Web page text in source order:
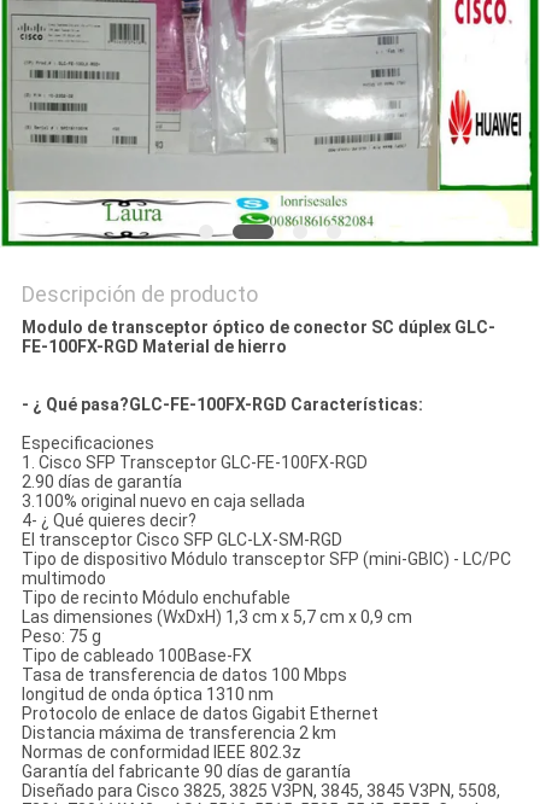
POLÍTICA
DE
PRIVACIDAD
Descripción de producto
Modulo de transceptor óptico de conector SC dúplex GLC-
FE-100FX-RGD Material de hierro
- ¿ Qué pasa?GLC-FE-100FX-RGD Características:
Especificaciones
1. Cisco SFP Transceptor GLC-FE-100FX-RGD
2.90 días de garantía
3.100% original nuevo en caja sellada
4- ¿ Qué quieres decir?
El transceptor Cisco SFP GLC-LX-SM-RGD
Tipo de dispositivo Módulo transceptor SFP (mini-GBIC) - LC/PC
multimodo
Tipo de recinto Módulo enchufable
Las dimensiones (WxDxH) 1,3 cm x 5,7 cm x 0,9 cm
Peso: 75 g
Tipo de cableado 100Base-FX
Tasa de transferencia de datos 100 Mbps
longitud de onda óptica 1310 nm
Protocolo de enlace de datos Gigabit Ethernet
Distancia máxima de transferencia 2 km
Normas de conformidad IEEE 802.3z
Garantía del fabricante 90 días de garantía
Diseñado para Cisco 3825, 3825 V3PN, 3845, 3845 V3PN, 5508,